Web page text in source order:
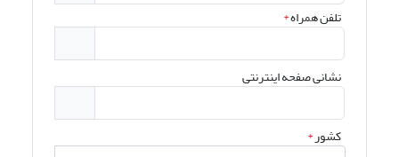
تلفن همراه*
نشانی صفحه اینترنتی
کشور*